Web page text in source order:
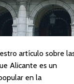
artículo sobre
Alicante es un
en la